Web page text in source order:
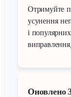
Отримуйте
усунення
і
Оновлено